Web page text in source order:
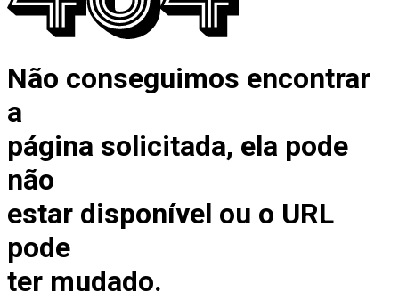
Não conseguimos encontrar
a
página solicitada, ela pode
não
estar disponível ou o URL
pode
ter mudado.